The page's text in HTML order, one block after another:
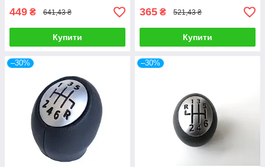
449 ₴ 641,43 ₴
Купити
365 ₴ 521,43 ₴
Купити
–30% –30%